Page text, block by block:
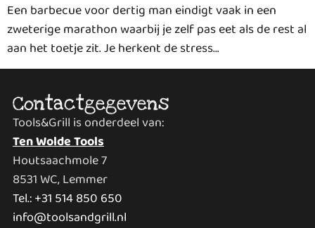
Een barbecue voor dertig man eindigt vaak in een
zweterige marathon waarbij je zelf pas eet als de rest al
aan het toetje zit. Je herkent de stress…
Contactgegevens
Tools&Grill is onderdeel van:
Ten Wolde Tools
Houtsaachmole 7
8531 WC, Lemmer
Tel.: +31 514 850 650
info@toolsandgrill.nl